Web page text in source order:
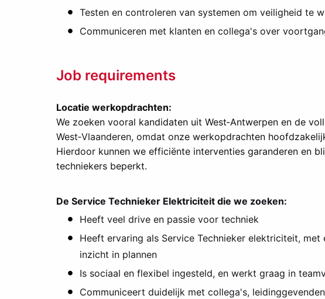
Testen en controleren van systemen om veiligheid te
Communiceren met klanten en collega's over
Job requirements
Locatie werkopdrachten:
We zoeken vooral kandidaten uit West‑Antwerpen en de
West‑Vlaanderen, omdat onze werkopdrachten
Hierdoor kunnen we efficiënte interventies garanderen en
techniekers beperkt.
De Service Technieker Elektriciteit die we zoeken:
Heeft veel drive en passie voor techniek
Heeft ervaring als Service Technieker elektriciteit,
inzicht in plannen
Is sociaal en flexibel ingesteld, en werkt graag in
Communiceert duidelijk met collega's,